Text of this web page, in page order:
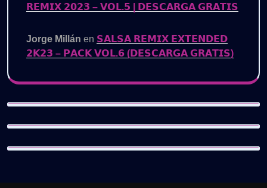
𝗥𝗘𝗠𝗜𝗫 𝟮𝟬𝟮𝟯 – 𝗩𝗢𝗟.𝟱 | 𝗗𝗘𝗦𝗖𝗔𝗥𝗚𝗔 𝗚𝗥𝗔𝗧𝗜𝗦
Jorge Millán en 𝗦𝗔𝗟𝗦𝗔 𝗥𝗘𝗠𝗜𝗫 𝗘𝗫𝗧𝗘𝗡𝗗𝗘𝗗
𝟮𝗞𝟮𝟯 – 𝗣𝗔𝗖𝗞 𝗩𝗢𝗟.𝟲 (𝗗𝗘𝗦𝗖𝗔𝗥𝗚𝗔 𝗚𝗥𝗔𝗧𝗜𝗦)